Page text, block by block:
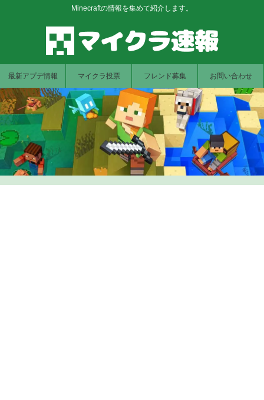
Minecraftの情報を集めて紹介します。
最新アプデ情報 マイクラ投票 フレンド募集 お問い合わせ